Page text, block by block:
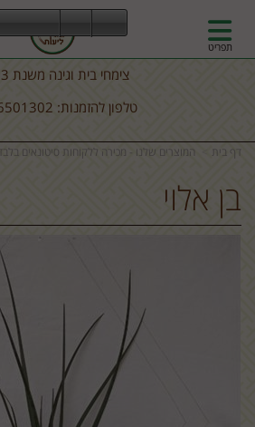
צימחי בית וגינה משנת 2003
טלפון להזמנות: 052-6501302
תפריט
דף בית המוצרים שלנו - מכירה ללקוחות סיטונאים בלבד
בן אלוי